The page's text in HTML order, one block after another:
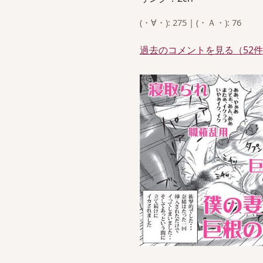
(・∀・): 275 | (・Ａ・): 76
過去のコメントを見る（52